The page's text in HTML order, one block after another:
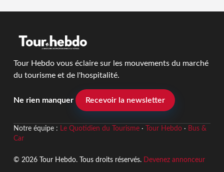
Tour Hebdo vous éclaire sur les mouvements du marché
du tourisme et de l'hospitalité.
Ne rien manquer Recevoir la newsletter
Notre équipe : Le Quotidien du Tourisme· Tour Hebdo· Bus &
Car
© 2026 Tour Hebdo. Tous droits réservés. Devenez annonceur